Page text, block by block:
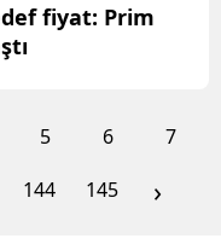
fiyat: Prim
5 6
7
144 145 ›